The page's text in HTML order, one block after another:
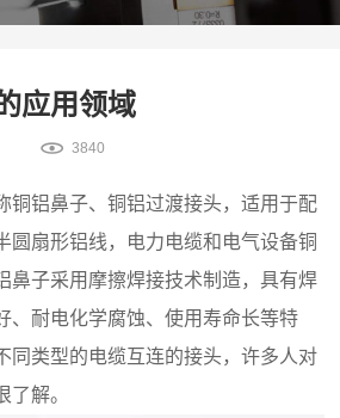
应用领域
3840
铜铝鼻子、铜铝过渡接头，适用于配
圆扇形铝线，电力电缆和电气设备铜
鼻子采用摩擦焊接技术制造，具有焊
、耐电化学腐蚀、使用寿命长等特
同类型的电缆互连的接头，许多人对
了解。